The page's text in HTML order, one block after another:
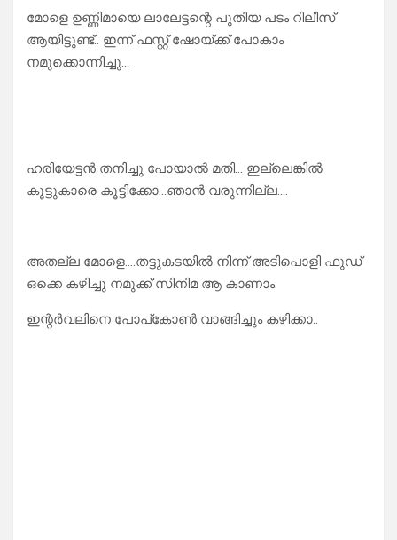
മോളെ ഉണ്ണിമായെ ലാലേട്ടന്റെ പുതിയ പടം റിലീസ്
ആയിട്ടുണ്ട്.. ഇന്ന് ഫസ്റ്റ് ഷോയ്ക്ക് പോകാം
നമുക്കൊന്നിച്ചു…
ഹരിയേട്ടൻ തനിച്ചു പോയാൽ മതി… ഇല്ലെങ്കിൽ
കൂട്ടുകാരെ കൂട്ടിക്കോ…ഞാൻ വരുന്നില്ല….
അതല്ല മോളെ….തട്ടുകടയിൽ നിന്ന് അടിപൊളി ഫുഡ്
ഒക്കെ കഴിച്ചു നമുക്ക് സിനിമ ആ കാണാം.
ഇന്റർവലിനെ പോപ്കോൺ വാങ്ങിച്ചും കഴിക്കാ..